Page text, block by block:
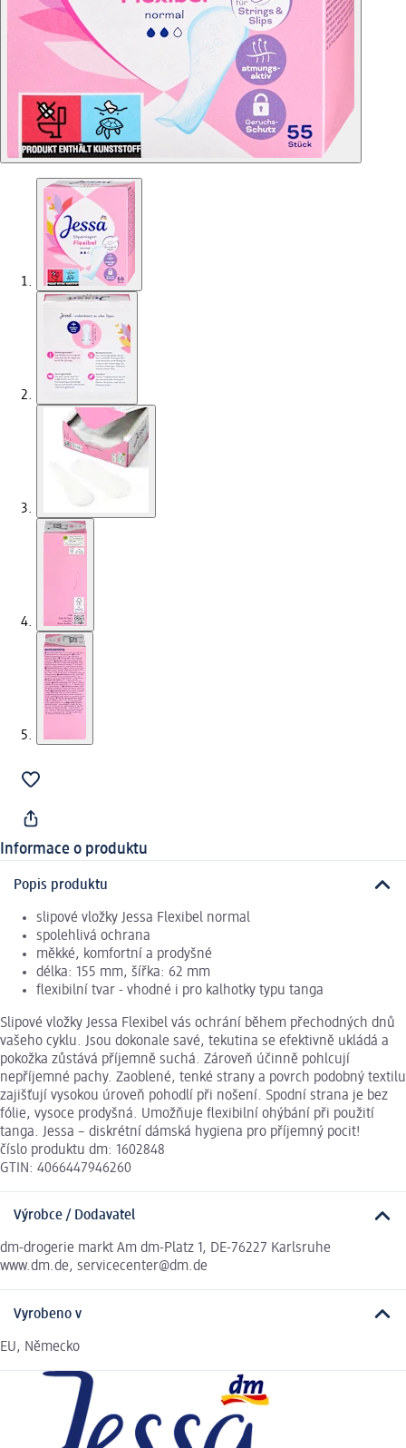
Informace o produktu
Popis produktu
slipové vložky Jessa Flexibel normal
spolehlivá ochrana
měkké, komfortní a prodyšné
délka: 155 mm, šířka: 62 mm
flexibilní tvar - vhodné i pro kalhotky typu tanga
Slipové vložky Jessa Flexibel vás ochrání během přechodných dnů
vašeho cyklu. Jsou dokonale savé, tekutina se efektivně ukládá a
pokožka zůstává příjemně suchá. Zároveň účinně pohlcují
nepříjemné pachy. Zaoblené, tenké strany a povrch podobný textilu
zajišťují vysokou úroveň pohodlí při nošení. Spodní strana je bez
fólie, vysoce prodyšná. Umožňuje flexibilní ohýbání při použití
tanga. Jessa – diskrétní dámská hygiena pro příjemný pocit!
číslo produktu dm: 1602848
GTIN: 4066447946260
Výrobce / Dodavatel
dm-drogerie markt Am dm-Platz 1, DE-76227 Karlsruhe
www.dm.de, servicecenter@dm.de
Vyrobeno v
EU, Německo